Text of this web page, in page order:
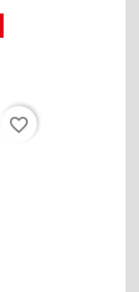
favorite_border